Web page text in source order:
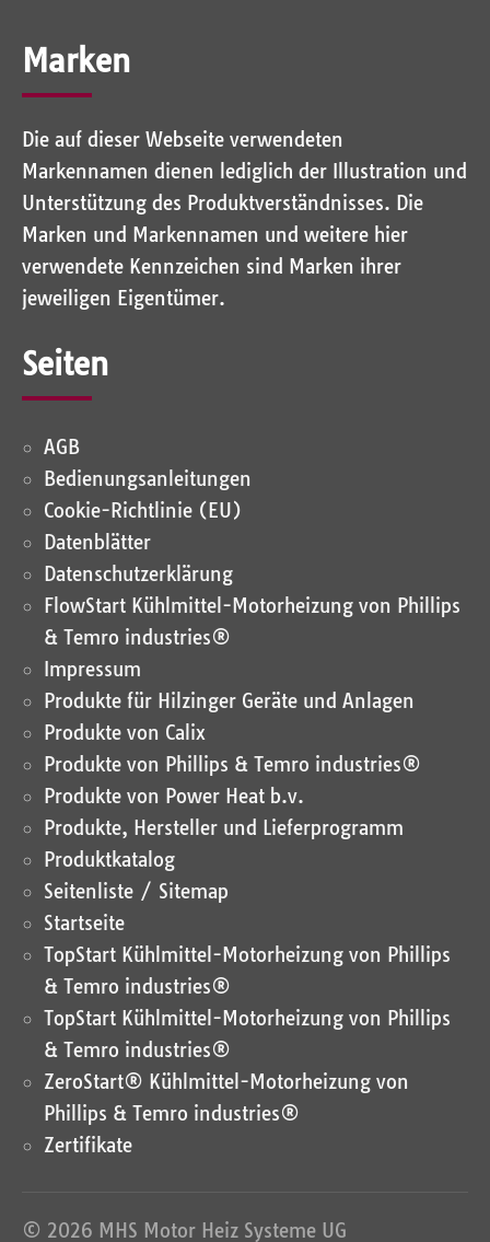
Marken
Die auf dieser Webseite verwendeten
Markennamen dienen lediglich der Illustration und
Unterstützung des Produktverständnisses. Die
Marken und Markennamen und weitere hier
verwendete Kennzeichen sind Marken ihrer
jeweiligen Eigentümer.
Seiten
AGB
Bedienungsanleitungen
Cookie-Richtlinie (EU)
Datenblätter
Datenschutz­erklärung
FlowStart Kühlmittel-Motorheizung von Phillips
& Temro industries®
Impressum
Produkte für Hilzinger Geräte und Anlagen
Produkte von Calix
Produkte von Phillips & Temro industries®
Produkte von Power Heat b.v.
Produkte, Hersteller und Lieferprogramm
Produktkatalog
Seitenliste / Sitemap
Startseite
TopStart Kühlmittel-Motorheizung von Phillips
& Temro industries®
TopStart Kühlmittel-Motorheizung von Phillips
& Temro industries®
ZeroStart® Kühlmittel-Motorheizung von
Phillips & Temro industries®
Zertifikate
© 2026 MHS Motor Heiz Systeme UG